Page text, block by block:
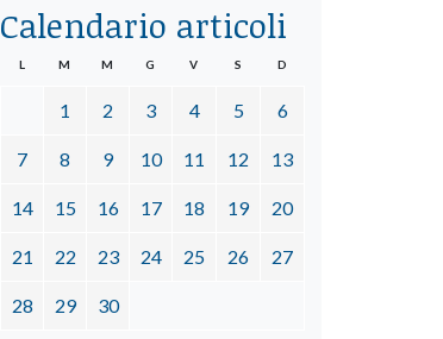
Calendario articoli
L M M G V S D
1 2 3 4 5 6
7 8 9 10 11 12 13
14 15 16 17 18 19 20
21 22 23 24 25 26 27
28 29 30